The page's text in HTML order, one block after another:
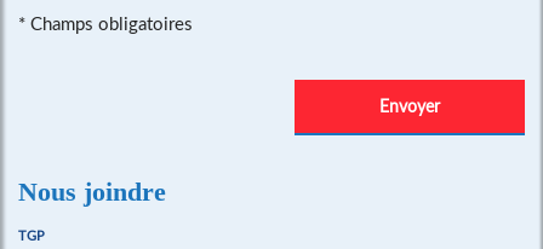
* Champs obligatoires
Nous joindre
TGP